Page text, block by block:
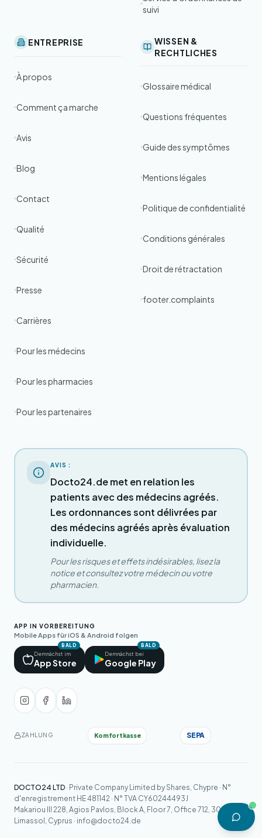
suivi
ENTREPRISE
À propos
Comment ça marche
Avis
Blog
Contact
Qualité
Sécurité
Presse
Carrières
Pour les médecins
Pour les pharmacies
Pour les partenaires
WISSEN &
RECHTLICHES
Glossaire médical
Questions fréquentes
Guide des symptômes
Mentions légales
Politique de confidentialité
Conditions générales
Droit de rétractation
footer.complaints
AVIS :
Docto24.de met en relation les
patients avec des médecins agréés.
Les ordonnances sont délivrées par
des médecins agréés après évaluation
individuelle.
Pour les risques et effets indésirables, lisez la
notice et consultez votre médecin ou votre
pharmacien.
APP IN VORBEREITUNG
Mobile Apps für iOS & Android folgen
BALD
Demnächst im
App Store
BALD
Demnächst bei
Google Play
ZAHLUNG Komfortkasse SEPA
DOCTO24 LTD · Private Company Limited by Shares, Chypre · N°
d'enregistrement HE 481142 · N° TVA CY60244493J
Makariou III 228, Agios Pavlos, Block A, Floor 7, Office 712, 3030
Limassol, Cyprus · info@docto24.de